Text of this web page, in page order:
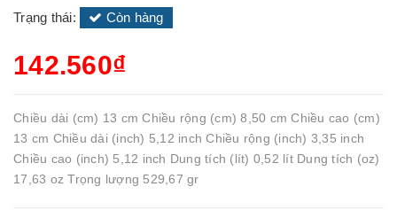
Trạng thái: Còn hàng
142.560₫
Chiều dài (cm) 13 cm Chiều rộng (cm) 8,50 cm Chiều cao (cm)
13 cm Chiều dài (inch) 5,12 inch Chiều rộng (inch) 3,35 inch
Chiều cao (inch) 5,12 inch Dung tích (lít) 0,52 lít Dung tích (oz)
17,63 oz Trọng lượng 529,67 gr